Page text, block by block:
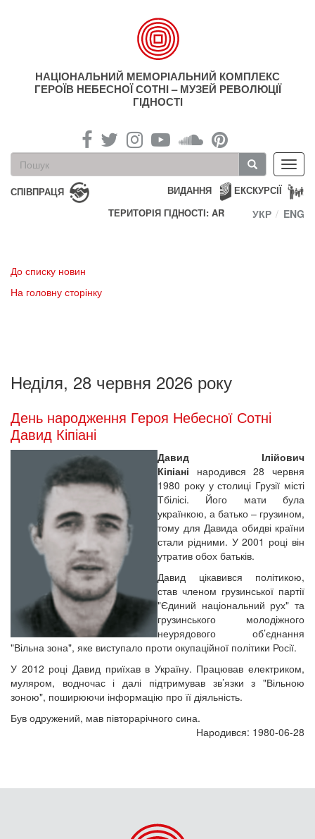
НАЦІОНАЛЬНИЙ МЕМОРІАЛЬНИЙ КОМПЛЕКС
ГЕРОЇВ НЕБЕСНОЇ СОТНІ – МУЗЕЙ РЕВОЛЮЦІЇ
ГІДНОСТІ
Пошукова
форма
Пошук
СПІВПРАЦЯ ЕКСКУРСІЇ
ВИДАННЯ
ТЕРИТОРІЯ ГІДНОСТІ: AR
УКР ENG
До списку новин
На головну сторінку
Неділя, 28 червня 2026 року
День народження Героя Небесної Сотні
Давид Кіпіані
Давид Ілійович
Кіпіані народився 28 червня
1980 року у столиці Грузії місті
Тбілісі. Його мати була
українкою, а батько – грузином,
тому для Давида обидві країни
стали рідними. У 2001 році він
утратив обох батьків.
Давид цікавився політикою,
став членом грузинської партії
"Єдиний національний рух" та
грузинського молодіжного
неурядового об’єднання
"Вільна зона", яке виступало проти окупаційної політики Росії.
У 2012 році Давид приїхав в Україну. Працював електриком,
муляром, водночас і далі підтримував зв’язки з "Вільною
зоною", поширюючи інформацію про її діяльність.
Був одружений, мав півторарічного сина.
Народився: 1980-06-28